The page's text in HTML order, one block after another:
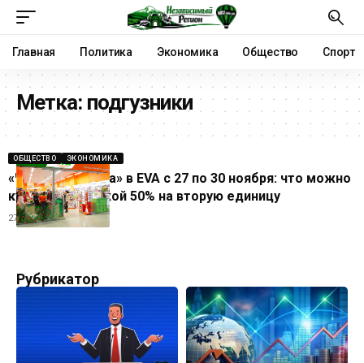
Главная Политика Экономика Общество Спорт
Метка: подгузники
ОБЩЕСТВО ЭКОНОМИКА
«Черная пятница» в EVA с 27 по 30 ноября: что можно
купить со скидкой 50% на вторую единицу
27.11.2025
Рубрикатор